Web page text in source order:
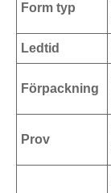
Form typ
Ledtid
Förpackning
Prov